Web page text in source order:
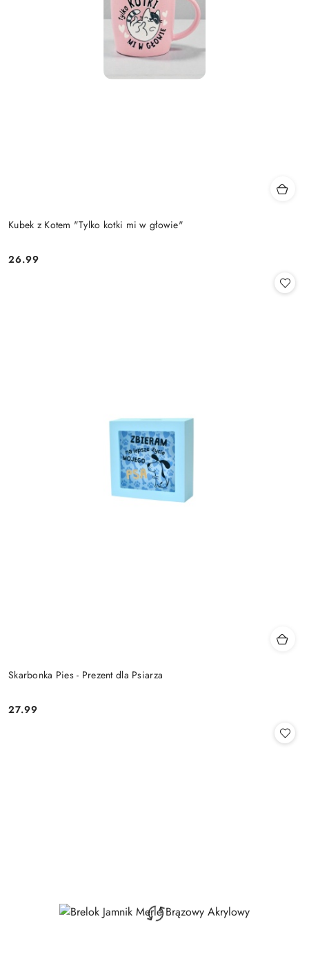
Kubek z Kotem "Tylko kotki mi w głowie"
Cena:
26.99
Skarbonka Pies - Prezent dla Psiarza
Cena:
27.99